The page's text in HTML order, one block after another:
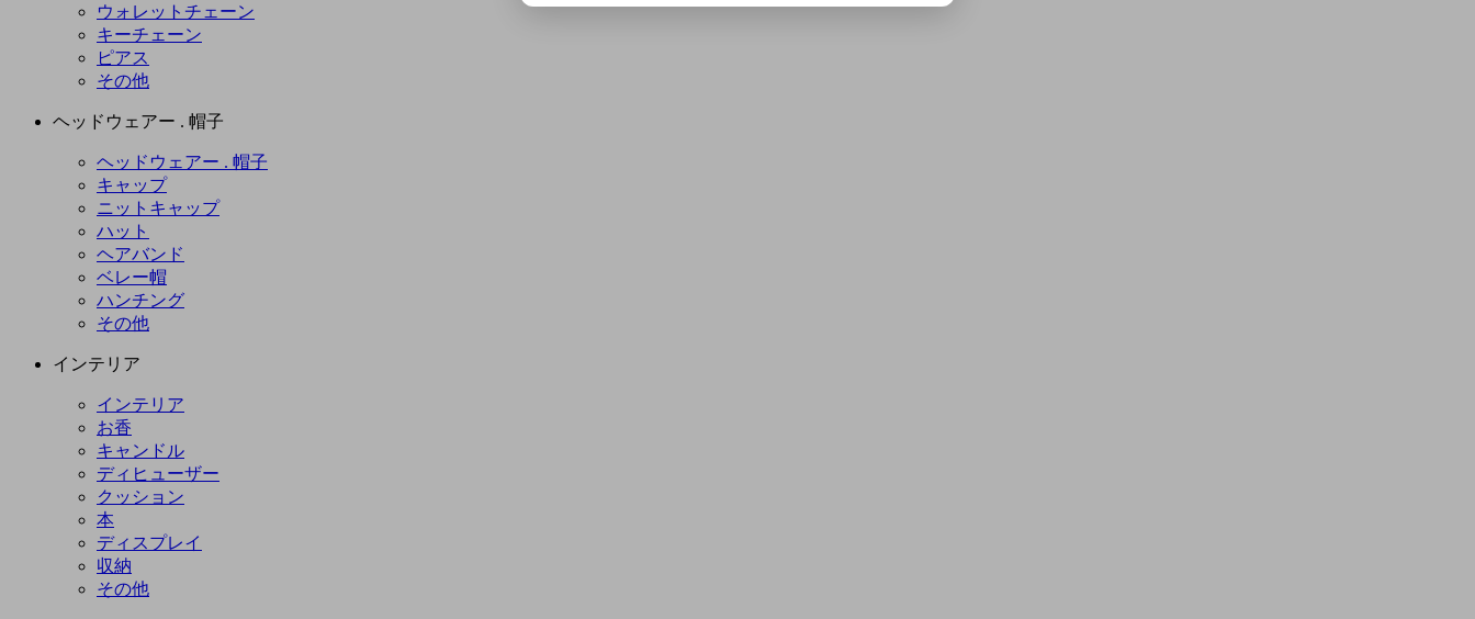
ウォレットチェーン
キーチェーン
ピアス
その他
ヘッドウェアー . 帽子
ヘッドウェアー . 帽子
キャップ
ニットキャップ
ハット
ヘアバンド
ベレー帽
ハンチング
その他
インテリア
インテリア
お香
キャンドル
ディヒューザー
クッション
本
ディスプレイ
収納
その他